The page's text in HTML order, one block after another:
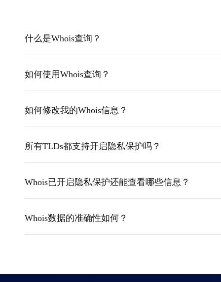
什么是Whois查询？
如何使用Whois查询？
如何修改我的Whois信息？
所有TLDs都支持开启隐私保护吗？
Whois已开启隐私保护还能查看哪些信息？
Whois数据的准确性如何？